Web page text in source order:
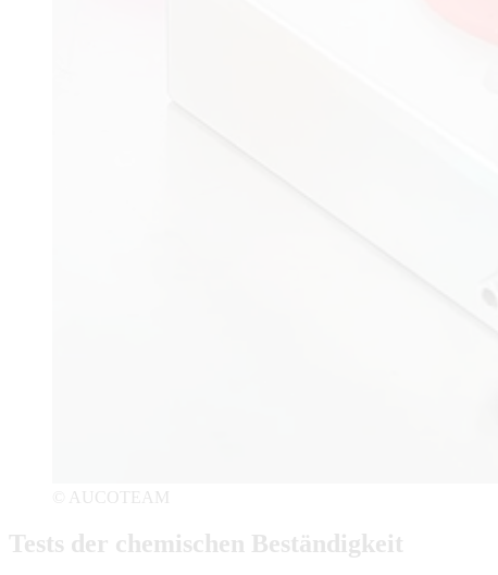
© AUCOTEAM
Tests der chemischen Beständigkeit